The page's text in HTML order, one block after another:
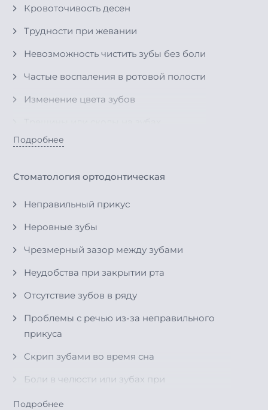
Образование налета на зубах
Кровоточивость десен
Трудности при жевании
Невозможность чистить зубы без боли
Частые воспаления в ротовой полости
Изменение цвета зубов
Неправильный прикус
Отказ от еды из-за боли в зубах
Неудовлетворительная эстетика зубов
Подробнее
Стоматология ортодонтическая
Неправильный прикус
Неровные зубы
Чрезмерный зазор между зубами
Неудобства при закрытии рта
Отсутствие зубов в ряду
Проблемы с речью из-за неправильного
прикуса
Скрип зубами во время сна
Боли в челюсти или зубах при
Подробнее